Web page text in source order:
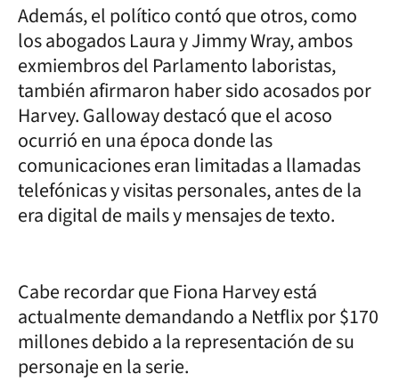
Además, el político contó que otros, como
los abogados Laura y Jimmy Wray, ambos
exmiembros del Parlamento laboristas,
también afirmaron haber sido acosados por
Harvey. Galloway destacó que el acoso
ocurrió en una época donde las
comunicaciones eran limitadas a llamadas
telefónicas y visitas personales, antes de la
era digital de mails y mensajes de texto.
Cabe recordar que Fiona Harvey está
actualmente demandando a Netflix por $170
millones debido a la representación de su
personaje en la serie.